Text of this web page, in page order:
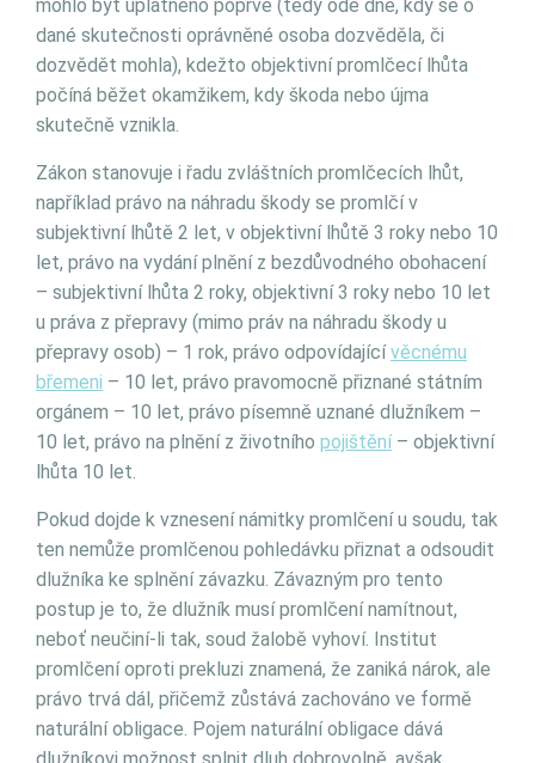
mohlo být uplatněno poprvé (tedy ode dne, kdy se o
dané skutečnosti oprávněné osoba dozvěděla, či
dozvědět mohla), kdežto objektivní promlčecí lhůta
počíná běžet okamžikem, kdy škoda nebo újma
skutečně vznikla.
Zákon stanovuje i řadu zvláštních promlčecích lhůt,
například právo na náhradu škody se promlčí v
subjektivní lhůtě 2 let, v objektivní lhůtě 3 roky nebo 10
let, právo na vydání plnění z bezdůvodného obohacení
– subjektivní lhůta 2 roky, objektivní 3 roky nebo 10 let
u práva z přepravy (mimo práv na náhradu škody u
přepravy osob) – 1 rok, právo odpovídajícívěcnému
břemeni – 10 let, právo pravomocně přiznané státním
orgánem – 10 let, právo písemně uznané dlužníkem –
10 let, právo na plnění z životního pojištění– objektivní
lhůta 10 let.
Pokud dojde k vznesení námitky promlčení u soudu, tak
ten nemůže promlčenou pohledávku přiznat a odsoudit
dlužníka ke splnění závazku. Závazným pro tento
postup je to, že dlužník musí promlčení namítnout,
neboť neučiní-li tak, soud žalobě vyhoví. Institut
promlčení oproti prekluzi znamená, že zaniká nárok, ale
právo trvá dál, přičemž zůstává zachováno ve formě
naturální obligace. Pojem naturální obligace dává